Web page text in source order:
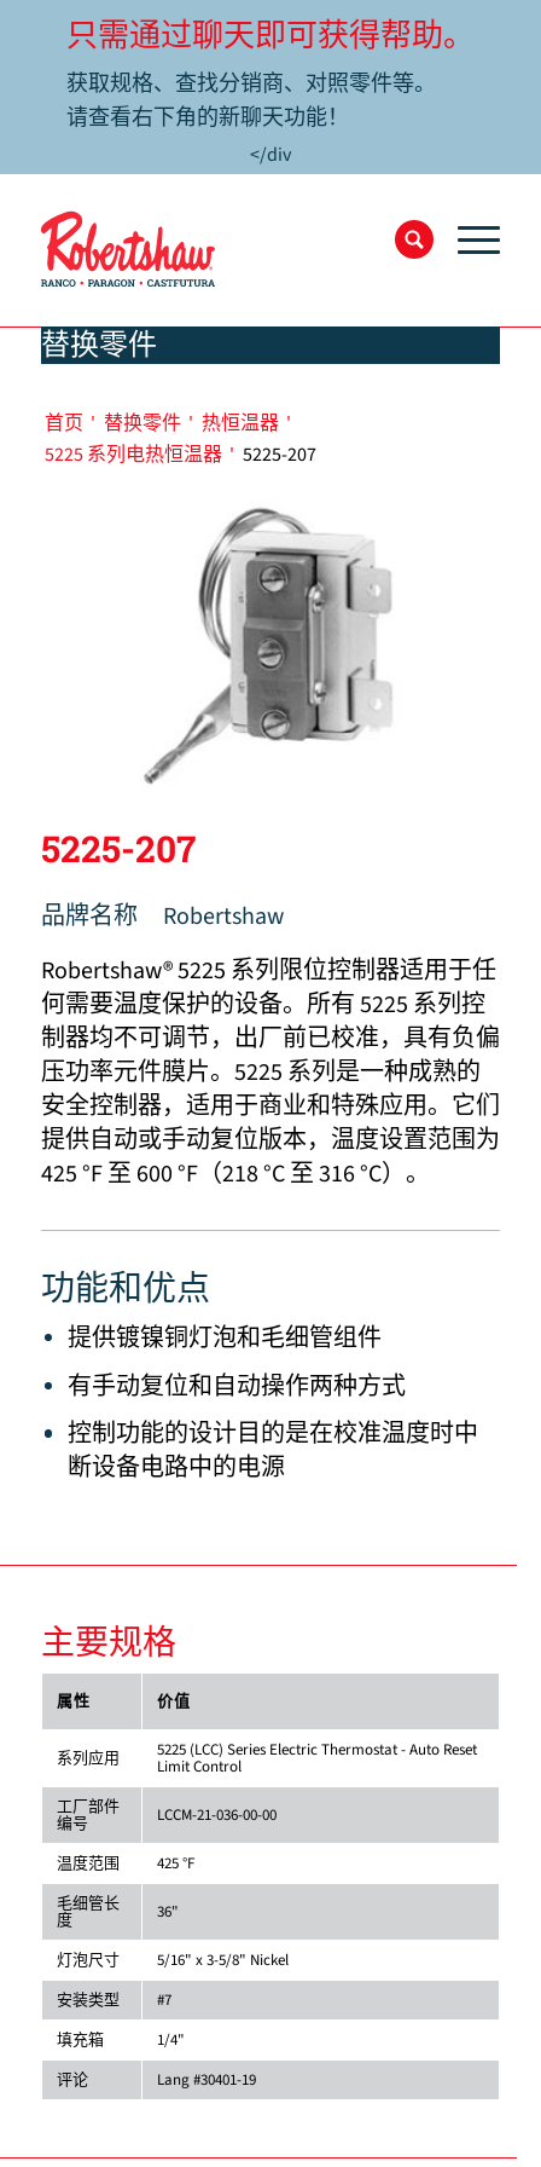
只需通过聊天即可获得帮助。
获取规格、查找分销商、对照零件等。
请查看右下角的新聊天功能！
</div
替换零件
首页 ' 替换零件 ' 热恒温器 '
5225 系列电热恒温器 ' 5225-207
5225-207
品牌名称
Robertshaw
Robertshaw® 5225 系列限位控制器适用于任
何需要温度保护的设备。所有 5225 系列控
制器均不可调节，出厂前已校准，具有负偏
压功率元件膜片。5225 系列是一种成熟的
安全控制器，适用于商业和特殊应用。它们
提供自动或手动复位版本，温度设置范围为
425 °F 至 600 °F（218 °C 至 316 °C）。
功能和优点
提供镀镍铜灯泡和毛细管组件
有手动复位和自动操作两种方式
控制功能的设计目的是在校准温度时中
断设备电路中的电源
主要规格
属性 价值
系列应用 5225 (LCC) Series Electric Thermostat - Auto Reset
Limit Control
工厂部件
编号 LCCM-21-036-00-00
温度范围
425 °F
毛细管长
度 36"
灯泡尺寸
5/16" x 3-5/8" Nickel
安装类型
#7
填充箱
1/4"
评论
Lang #30401-19